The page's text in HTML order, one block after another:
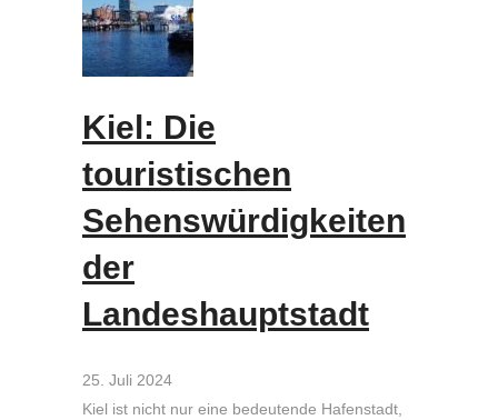
Kiel: Die
touristischen
Sehenswürdigkeiten
der
Landeshauptstadt
25. Juli 2024
Kiel ist nicht nur eine bedeutende Hafenstadt,